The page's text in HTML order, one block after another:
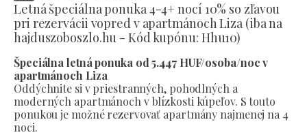
Letná špeciálna ponuka 4-4+ nocí 10% so zľavou
pri rezervácii vopred v apartmánoch Liza (iba na
hajduszoboszlo.hu - Kód kupónu: Hhu10)
Špeciálna letná ponuka od 5.447 HUF/osoba/noc v
apartmánoch Liza
Oddýchnite si v priestranných, pohodlných a
moderných apartmánoch v blízkosti kúpeľov. S touto
ponukou je možné rezervovať apartmány najmenej na 4
noci.